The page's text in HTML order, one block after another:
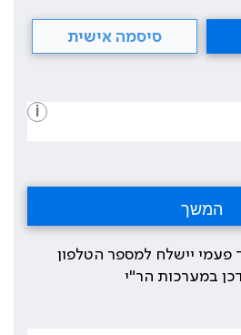
סיסמה אישית
i
פעמי יישלח למספר הטלפון
במערכות הר"י